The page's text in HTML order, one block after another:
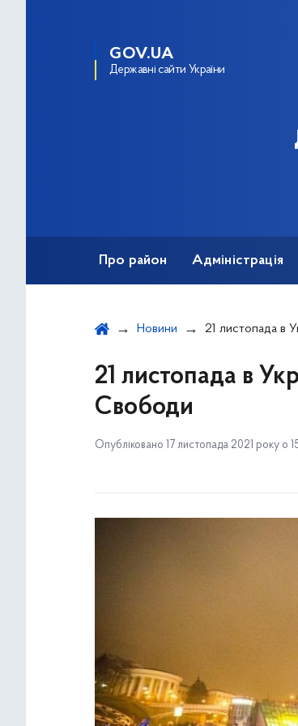
GOV.UA
Державні сайти України
Про район Адміністрація
Новини 21 листопада в Україні
21 листопада в
Свободи
Опубліковано 17 листопада 2021 року о